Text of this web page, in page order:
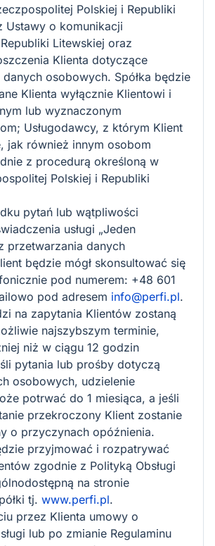
Polskiej i Republiki
Ustawy o komunikacji
Litewskiej oraz
Klienta dotyczące
osobowych. Spółka będzie
Klienta wyłącznie Klientowi i
lub wyznaczonym
Usługodawcy, z którym Klient
jak również innym osobom
z procedurą określoną w
Polskiej i Republiki
pytań lub wątpliwości
usługi „Jeden
przetwarzania danych
będzie mógł skonsultować się
pod numerem: +48 601
pod adresem info@perfi.pl.
na zapytania Klientów zostaną
najszybszym terminie,
niż w ciągu 12 godzin
pytania lub prośby dotyczą
osobowych, udzielenie
potrwać do 1 miesiąca, a jeśli
przekroczony Klient zostanie
o przyczynach opóźnienia.
przyjmować i rozpatrywać
zgodnie z Polityką Obsługi
na stronie
tj. www.perfi.pl.
przez Klienta umowy o
lub po zmianie Regulaminu